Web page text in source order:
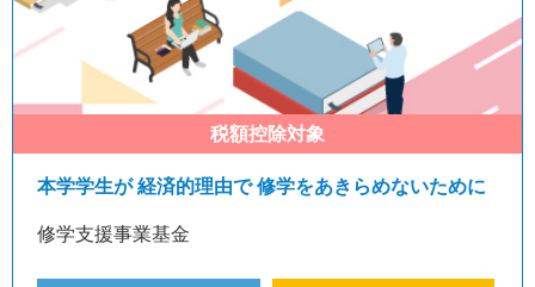
本学学生が 経済的理由で 修学をあきらめないために
修学支援事業基金